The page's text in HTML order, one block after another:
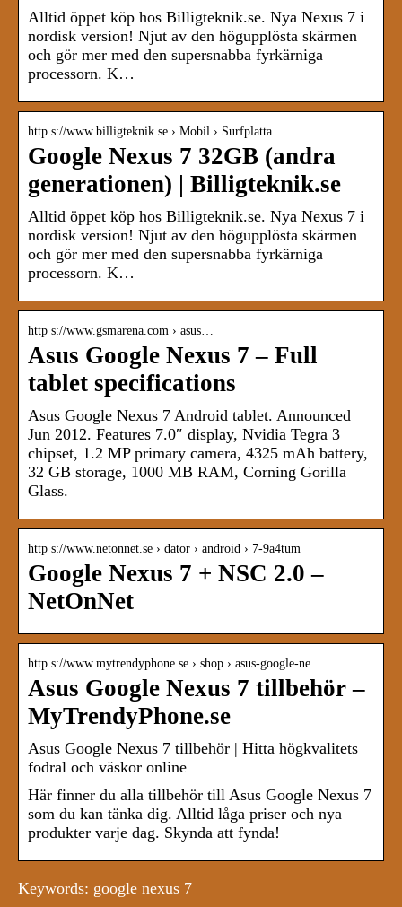
Alltid öppet köp hos Billigteknik.se. Nya Nexus 7 i
nordisk version! Njut av den högupplösta skärmen
och gör mer med den supersnabba fyrkärniga
processorn. K…
http s://www.billigteknik.se › Mobil › Surfplatta
Google Nexus 7 32GB (andra
generationen) | Billigteknik.se
Alltid öppet köp hos Billigteknik.se. Nya Nexus 7 i
nordisk version! Njut av den högupplösta skärmen
och gör mer med den supersnabba fyrkärniga
processorn. K…
http s://www.gsmarena.com › asus…
Asus Google Nexus 7 – Full
tablet specifications
Asus Google Nexus 7 Android tablet. Announced
Jun 2012. Features 7.0″ display, Nvidia Tegra 3
chipset, 1.2 MP primary camera, 4325 mAh battery,
32 GB storage, 1000 MB RAM, Corning Gorilla
Glass.
http s://www.netonnet.se › dator › android › 7-9a4tum
Google Nexus 7 + NSC 2.0 –
NetOnNet
http s://www.mytrendyphone.se › shop › asus-google-ne…
Asus Google Nexus 7 tillbehör –
MyTrendyPhone.se
Asus Google Nexus 7 tillbehör | Hitta högkvalitets
fodral och väskor online
Här finner du alla tillbehör till Asus Google Nexus 7
som du kan tänka dig. Alltid låga priser och nya
produkter varje dag. Skynda att fynda!
Keywords: google nexus 7